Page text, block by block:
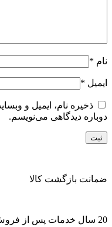
نام *
ایمیل *
ذخیره نام، ایمیل و
دوباره دیدگاهی می‌نویسم.
ضمانت بازگشت کالا
20 سال خدمات پس از فروش